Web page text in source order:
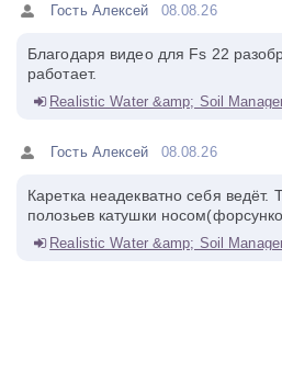
Гость Алексей 08.08.26
Благодаря видео для Fs 22
работает.
Realistic Water &amp; Soil
Гость Алексей 08.08.26
Каретка неадекватно себя ведёт.
полозьев катушки
Realistic Water &amp; Soil